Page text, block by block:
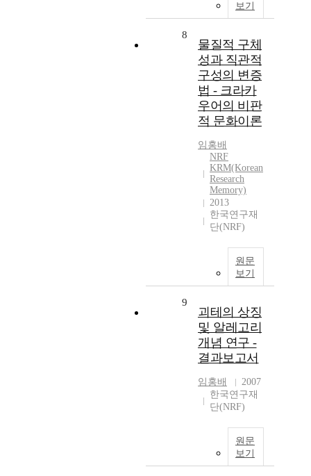
보기
8
물질적 구체
성과 직관적
구성의 변증
법 - 크라카
우어의 비판
적 문화이론
임홍배
NRF
KRM(Korean
Research
Memory)
2013
한국연구재
단(NRF)
원문
보기
9
괴테의 상징
및 알레고리
개념 연구 -
결과보고서
임홍배
2007
한국연구재
단(NRF)
원문
보기